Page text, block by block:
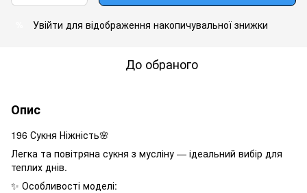
Увійти для відображення накопичувальної знижки
До обраного
Опис
196 Сукня Ніжність🌸
Легка та повітряна сукня з мусліну — ідеальний вибір для
теплих днів.
✨ Особливості моделі: